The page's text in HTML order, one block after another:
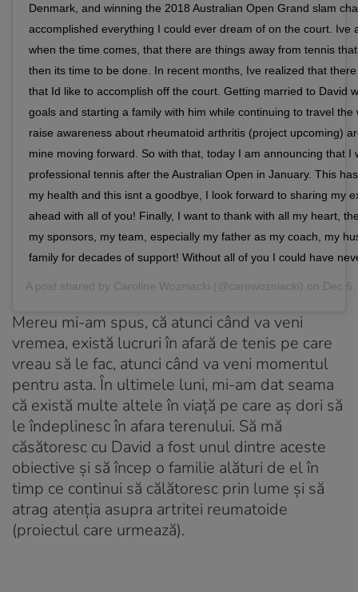
Denmark, and winning the 2018 Australian Open Grand slam
accomplished everything I could ever dream of on the court. Ive
when the time comes, that there are things away from tennis
then its time to be done. In recent months, Ive realized that
that Id like to accomplish off the court. Getting married to David
goals and starting a family with him while continuing to travel the
raise awareness about rheumatoid arthritis (project upcoming)
mine moving forward. So with that, today I am announcing that I
professional tennis after the Australian Open in January. This
my health and this isnt a goodbye, I look forward to sharing my
ahead with all of you! Finally, I want to thank with all my heart,
my sponsors, my team, especially my father as my coach, my
family for decades of support! Without all of you I could have
A post shared by Caroline Wozniacki (@carowozniacki) on Dec
Mereu mi-am spus, că atunci când va veni
vremea, există lucruri în afară de tenis pe care
vreau să le fac, atunci când va veni momentul
pentru asta. În ultimele luni, mi-am dat seama
că există multe altele în viață pe care aș dori să
le îndeplinesc în afara terenului. Să mă
căsătoresc cu David a fost unul dintre aceste
obiective și să încep o familie alături de el în
timp ce continui să călătoresc prin lume și să
atrag atenția asupra artritei reumatoide
(proiectul care urmează).